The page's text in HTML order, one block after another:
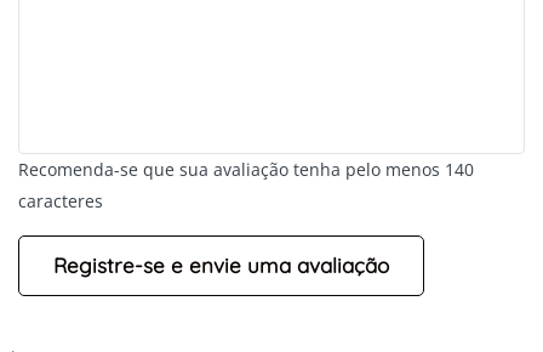
+-
Leaflet
Recomenda-se que sua avaliação tenha pelo menos 140
caracteres